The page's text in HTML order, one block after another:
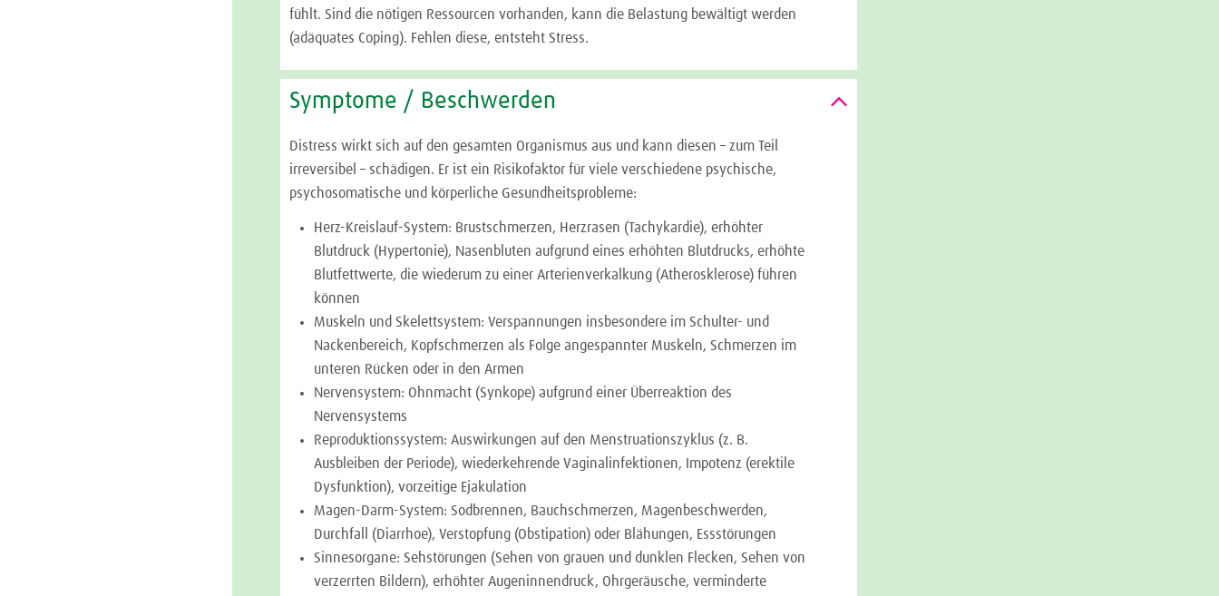
fühlt. Sind die nötigen Ressourcen vorhanden, kann die Belastung bewältigt werden
(adäquates Coping). Fehlen diese, entsteht Stress.
Symptome / Beschwerden
Distress wirkt sich auf den gesamten Organismus aus und kann diesen – zum Teil
irreversibel – schädigen. Er ist ein Risikofaktor für viele verschiedene psychische,
psychosomatische und körperliche Gesundheitsprobleme:
Herz-Kreislauf-System: Brustschmerzen, Herzrasen (Tachykardie), erhöhter
Blutdruck (Hypertonie), Nasenbluten aufgrund eines erhöhten Blutdrucks, erhöhte
Blutfettwerte, die wiederum zu einer Arterienverkalkung (Atherosklerose) führen
können
Muskeln und Skelettsystem: Verspannungen insbesondere im Schulter- und
Nackenbereich, Kopfschmerzen als Folge angespannter Muskeln, Schmerzen im
unteren Rücken oder in den Armen
Nervensystem: Ohnmacht (Synkope) aufgrund einer Überreaktion des
Nervensystems
Reproduktionssystem: Auswirkungen auf den Menstruationszyklus (z. B.
Ausbleiben der Periode), wiederkehrende Vaginalinfektionen, Impotenz (erektile
Dysfunktion), vorzeitige Ejakulation
Magen-Darm-System: Sodbrennen, Bauchschmerzen, Magenbeschwerden,
Durchfall (Diarrhoe), Verstopfung (Obstipation) oder Blähungen, Essstörungen
Sinnesorgane: Sehstörungen (Sehen von grauen und dunklen Flecken, Sehen von
verzerrten Bildern), erhöhter Augeninnendruck, Ohrgeräusche, verminderte